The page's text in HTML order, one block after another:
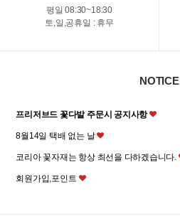
평일 08:30~18:30
토,일,공휴일 : 휴무
NOTICE
프리저브드 꽃다발 주문시 공지사항
8월14일 택배 없는 날
코리아 꽃자재는 항상 최선을 다하겠습니다.
회원가입,포인트